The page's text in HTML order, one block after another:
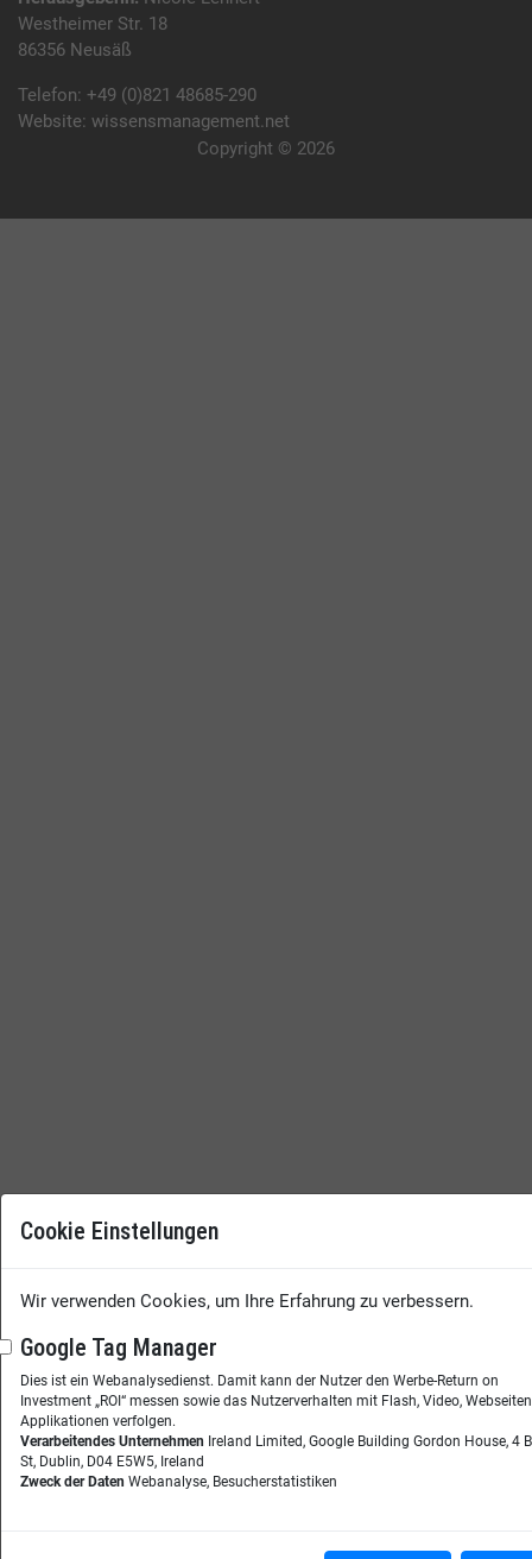
Westheimer Str. 18
86356 Neusäß
Telefon: +49 (0)821 48685-290
Website: wissensmanagement.net
Copyright © 2026
Cookie Einstellungen
Wir verwenden Cookies, um Ihre Erfahrung zu verbessern.
Google Tag Manager
Dies ist ein Webanalysedienst. Damit kann der Nutzer den Werbe-Return on
Investment „ROI“ messen sowie das Nutzerverhalten mit Flash, Video,
Applikationen verfolgen.
Verarbeitendes Unternehmen Ireland Limited, Google Building Gordon House, 4
St, Dublin, D04 E5W5, Ireland
Zweck der Daten Webanalyse, Besucherstatistiken